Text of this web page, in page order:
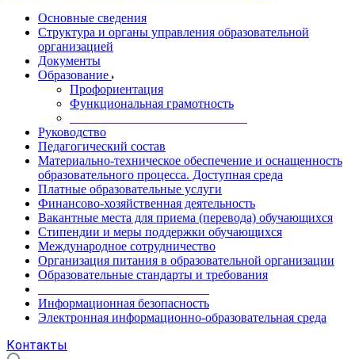
Основные сведения
Структура и органы управления образовательной
организацией
Документы
Образование
Профориентация
Функциональная грамотность
Руководство
Педагогический состав
Материально-техническое обеспечение и оснащенность
образовательного процесса. Доступная среда
Платные образовательные услуги
Финансово-хозяйственная деятельность
Вакантные места для приема (перевода) обучающихся
Стипендии и меры поддержки обучающихся
Международное сотрудничество
Организация питания в образовательной организации
Образовательные стандарты и требования
Информационная безопасность
Электронная информационно-образовательная среда
Контакты